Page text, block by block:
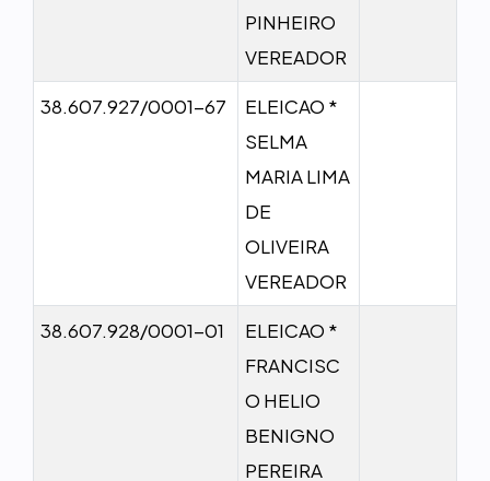
PINHEIRO
VEREADOR
38.607.927/0001-67
ELEICAO *
SELMA
MARIA LIMA
DE
OLIVEIRA
VEREADOR
38.607.928/0001-01
ELEICAO *
FRANCISC
O HELIO
BENIGNO
PEREIRA